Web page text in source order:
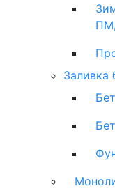
Заливка